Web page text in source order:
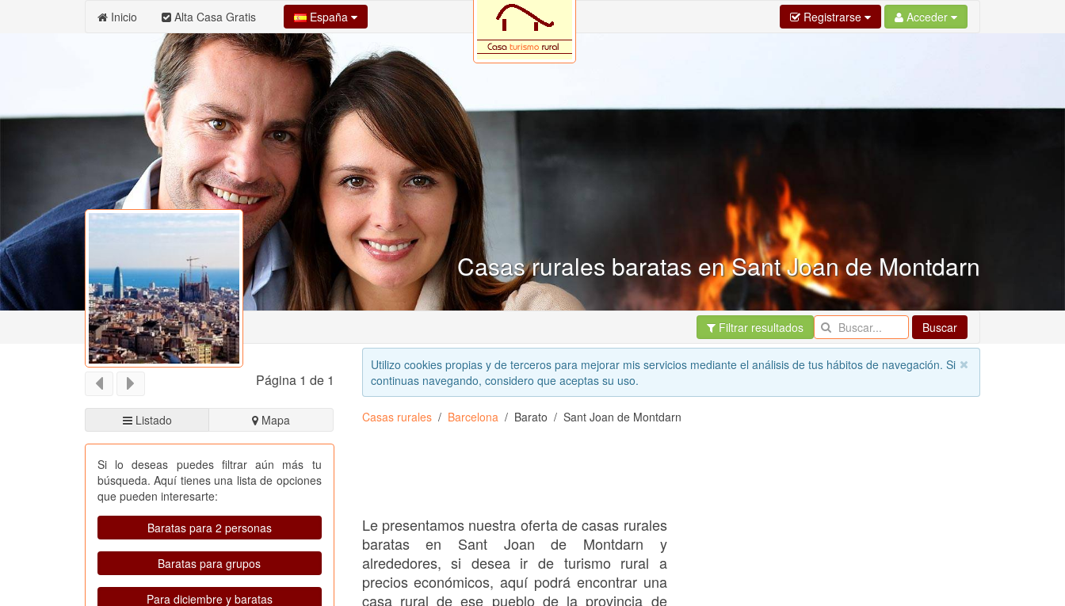
Inicio Alta Casa Gratis España Registrarse Acceder
Casas rurales baratas en Sant Joan de Montdarn
Filtrar resultados Buscar
Página 1 de 1
Listado Mapa
Si lo deseas puedes filtrar aún más tu
búsqueda. Aquí tienes una lista de opciones
que pueden interesarte:
Baratas para 2 personas
Baratas para grupos
Para diciembre y baratas
Utilizo cookies propias y de terceros para mejorar mis servicios mediante el análisis de tus hábitos de navegación. Si
continuas navegando, considero que aceptas su uso.
Casas rurales Barcelona Barato Sant Joan de Montdarn
Le presentamos nuestra oferta de casas rurales
baratas en Sant Joan de Montdarn y
alrededores, si desea ir de turismo rural a
precios económicos, aquí podrá encontrar una
casa rural de ese pueblo de la provincia de